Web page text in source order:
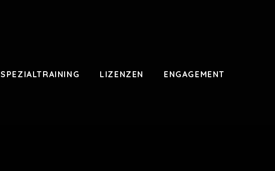
SPEZIALTRAINING LIZENZEN ENGAGEMENT